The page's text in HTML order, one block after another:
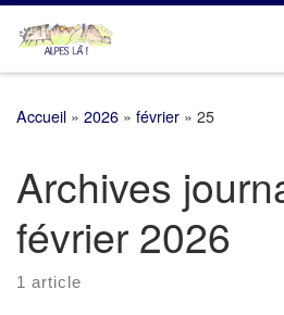
Passer au contenu
Accueil » 2026 » février » 25
Archives
février 2026
1 article